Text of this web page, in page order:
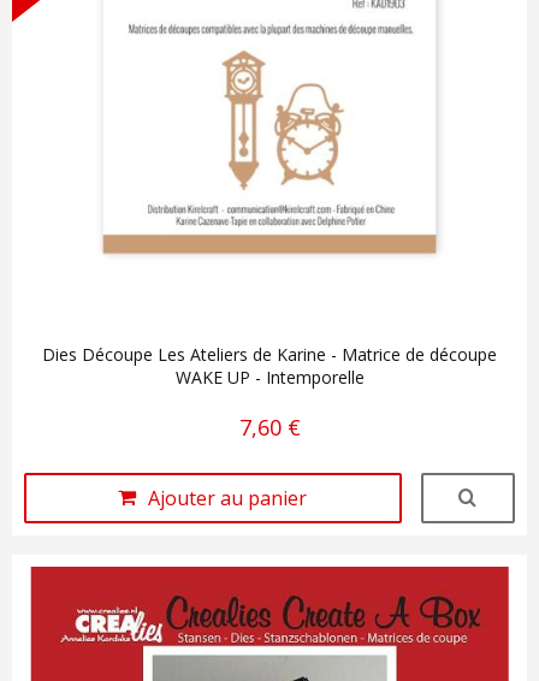
Dies Découpe Les Ateliers de Karine - Matrice de découpe
WAKE UP - Intemporelle
7,60 €
Ajouter au panier